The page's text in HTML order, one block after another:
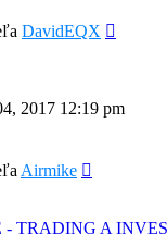
DavidEQX
2017 12:19 pm
Airmike
- TRADING A